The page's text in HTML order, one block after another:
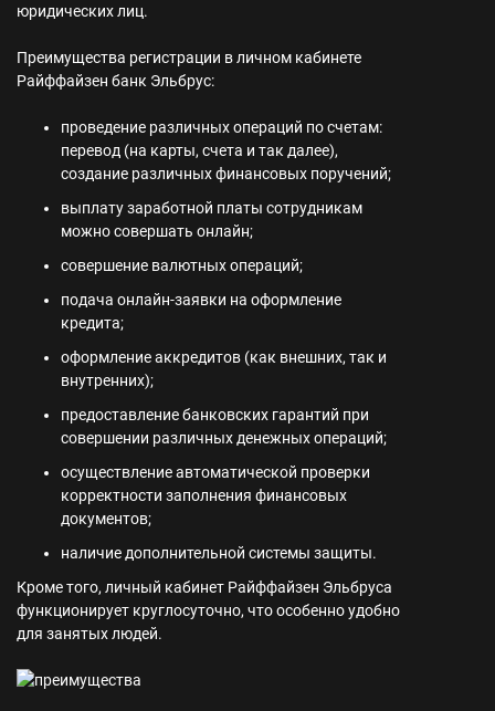
юридических лиц.
Преимущества регистрации в личном кабинете
Райффайзен банк Эльбрус:
проведение различных операций по счетам:
перевод (на карты, счета и так далее),
создание различных финансовых поручений;
выплату заработной платы сотрудникам
можно совершать онлайн;
совершение валютных операций;
подача онлайн-заявки на оформление
кредита;
оформление аккредитов (как внешних, так и
внутренних);
предоставление банковских гарантий при
совершении различных денежных операций;
осуществление автоматической проверки
корректности заполнения финансовых
документов;
наличие дополнительной системы защиты.
Кроме того, личный кабинет Райффайзен Эльбруса
функционирует круглосуточно, что особенно удобно
для занятых людей.